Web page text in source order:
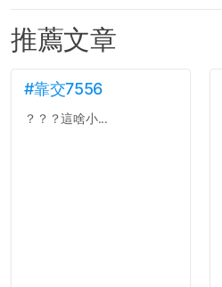
推薦文章
#靠交7556
？？？這啥小...